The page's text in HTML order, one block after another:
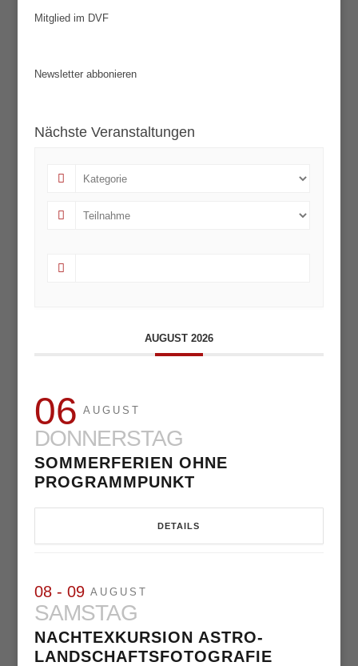
Mitglied im DVF
Newsletter abbonieren
Nächste Veranstaltungen
AUGUST 2026
06 AUGUST
DONNERSTAG
SOMMERFERIEN OHNE
PROGRAMMPUNKT
DETAILS
08 - 09 AUGUST
SAMSTAG
NACHTEXKURSION ASTRO-
LANDSCHAFTSFOTOGRAFIE